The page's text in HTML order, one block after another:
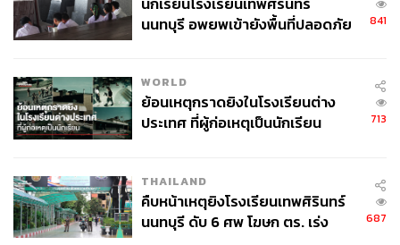
นนทบุรี อพยพเข้ายังพื้นที่ปลอดภัย
841
WORLD
ย้อนเหตุกราดยิงในโรงเรียนต่าง
ประเทศ ที่ผู้ก่อเหตุเป็นนักเรียน
713
THAILAND
คืบหน้าเหตุยิงโรงเรียนเทพศิรินทร์
นนทบุรี ดับ 6 ศพ โฆษก ตร. เร่ง
687